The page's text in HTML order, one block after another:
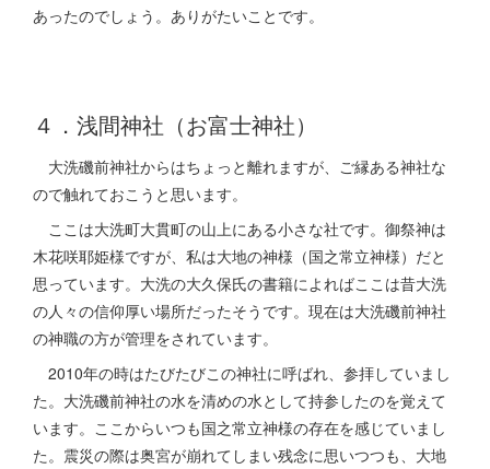
あったのでしょう。ありがたいことです。
４．浅間神社（お富士神社）
大洗磯前神社からはちょっと離れますが、ご縁ある神社な
ので触れておこうと思います。
ここは大洗町大貫町の山上にある小さな社です。御祭神は
木花咲耶姫様ですが、私は大地の神様（国之常立神様）だと
思っています。大洗の大久保氏の書籍によればここは昔大洗
の人々の信仰厚い場所だったそうです。現在は大洗磯前神社
の神職の方が管理をされています。
2010年の時はたびたびこの神社に呼ばれ、参拝していまし
た。大洗磯前神社の水を清めの水として持参したのを覚えて
います。ここからいつも国之常立神様の存在を感じていまし
た。震災の際は奥宮が崩れてしまい残念に思いつつも、大地